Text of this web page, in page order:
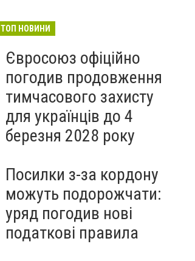
ТОП НОВИНИ
Євросоюз офіційно
погодив продовження
тимчасового захисту
для українців до 4
березня 2028 року
Посилки з-за кордону
можуть подорожчати:
уряд погодив нові
податкові правила